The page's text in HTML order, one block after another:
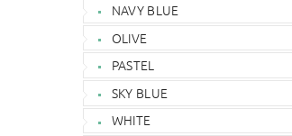
NAVY BLUE
OLIVE
PASTEL
SKY BLUE
WHITE